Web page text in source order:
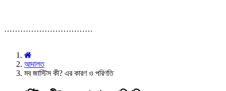
……………………………
আদালত
মব জাস্টিস কী? এর কারণ ও পরিণতি